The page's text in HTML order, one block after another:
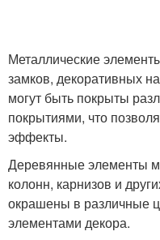
Металлические
замков, декоративных
могут быть покрыты
покрытиями, что
эффекты.
Деревянные элементы
колонн, карнизов и
окрашены в различные
элементами декора.